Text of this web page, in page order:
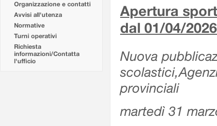
Organizzazione e contatti
Avvisi all'utenza
Normative
Turni operativi
Richiesta
informazioni/Contatta
l'ufficio
Apertura
dal 01/04/2026
Nuova
provinciali
martedì 31